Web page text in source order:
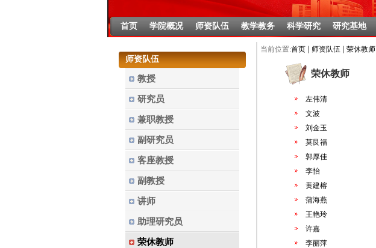
首页 学院概况 师资队伍 教学教务 科学研究 研究基地
师资队伍
教授
研究员
兼职教授
副研究员
客座教授
副教授
讲师
助理研究员
荣休教师
当前位置:首页 师资队伍 荣休教师
荣休教师
左伟清
文波
刘金玉
莫艮福
郭厚佳
李怡
黄建榕
蒲海燕
王艳玲
许嘉
李丽萍